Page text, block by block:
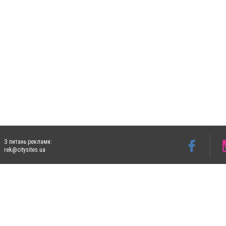
З питань реклами:
rek@citysites.ua